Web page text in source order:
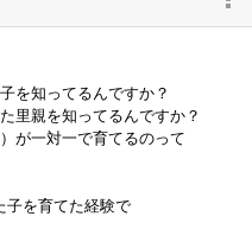
を知ってるんですか？
里親を知ってるんですか？
が一対一で育てるのって
子を育てた経験で